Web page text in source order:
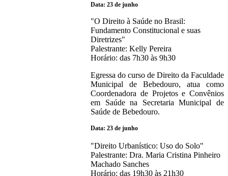
Data: 23 de junho
"O Direito à Saúde no Brasil:
Fundamento Constitucional e suas
Diretrizes"
Palestrante: Kelly Pereira
Horário: das 7h30 às 9h30
Egressa do curso de Direito da Faculdade
Municipal de Bebedouro, atua como
Coordenadora de Projetos e Convênios
em Saúde na Secretaria Municipal de
Saúde de Bebedouro.
Data: 23 de junho
"Direito Urbanístico: Uso do Solo"
Palestrante: Dra. Maria Cristina Pinheiro
Machado Sanches
Horário: das 19h30 às 21h30